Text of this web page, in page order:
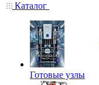
Каталог
Готовые узлы